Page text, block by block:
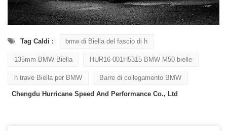
Tag Caldi : bmw di Biella del fascio di h
135mm BMW Biella HUR16-001H5315 BMW M50 bielle
h trave Biella per BMW Barre di collegamento BMW
Chengdu Hurricane Speed ​​And Performance Co., Ltd